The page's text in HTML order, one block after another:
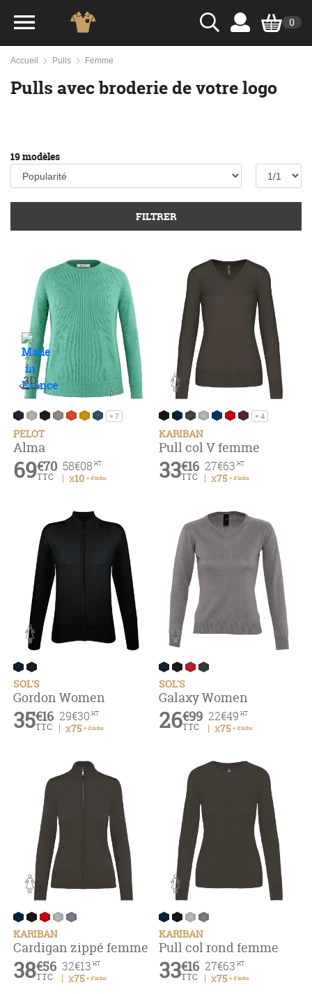
0
Accueil Pulls Femme
Pulls avec broderie de votre logo
19 modèles
FILTRER
+ 7
PELOT
Alma
58€08 HT
x10 + d'infos
69€70
TTC
+ 4
KARIBAN
Pull col V femme
27€63 HT
x75 + d'infos
33€16
TTC
SOL'S
Gordon Women
29€30 HT
x75 + d'infos
35€16
TTC
SOL'S
Galaxy Women
22€49 HT
x75 + d'infos
26€99
TTC
KARIBAN
Cardigan zippé femme
32€13 HT
x75 + d'infos
38€56
TTC
KARIBAN
Pull col rond femme
27€63 HT
x75 + d'infos
33€16
TTC